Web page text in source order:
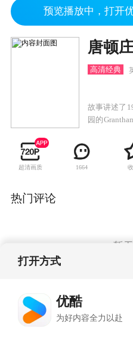
预览播放中，打开
高清经典
故事讲述了
园的
人们在森严
超清画质 1664
热门评论
暂
打开方式
优酷
为好内容全力以赴